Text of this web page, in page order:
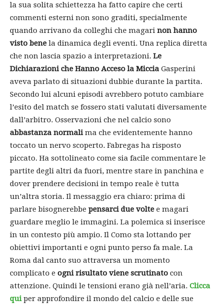
la sua solita schiettezza ha fatto capire che certi
commenti esterni non sono graditi, specialmente
quando arrivano da colleghi che magari non hanno
visto bene la dinamica degli eventi. Una replica diretta
che non lascia spazio a interpretazioni. Le
Dichiarazioni che Hanno Acceso la Miccia Gasperini
aveva parlato di situazioni dubbie durante la partita.
Secondo lui alcuni episodi avrebbero potuto cambiare
l’esito del match se fossero stati valutati diversamente
dall’arbitro. Osservazioni che nel calcio sono
abbastanza normalima che evidentemente hanno
toccato un nervo scoperto. Fabregas ha risposto
piccato. Ha sottolineato come sia facile commentare le
partite degli altri da fuori, mentre stare in panchina e
dover prendere decisioni in tempo reale è tutta
un’altra storia. Il messaggio era chiaro: prima di
parlare bisognerebbe pensarci due volte e magari
guardare meglio le immagini. La polemica si inserisce
in un contesto più ampio. Il Como sta lottando per
obiettivi importanti e ogni punto perso fa male. La
Roma dal canto suo attraversa un momento
complicato e ogni risultato viene scrutinato con
attenzione. Quindi le tensioni erano già nell’aria. Clicca
quiper approfondire il mondo del calcio e delle sue